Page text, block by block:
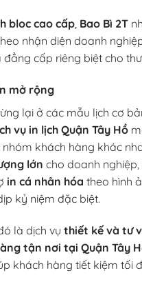
bloc cao cấp, Bao Bì 2T
nhận diện doanh
đẳng cấp riêng biệt cho
mở rộng
lại ở các mẫu lịch cơ
vụ in lịch Quận Tây Hồ
nhóm khách hàng khác
lớn cho doanh
in cá nhân hóa theo hình
kỷ niệm đặc biệt.
là dịch vụ thiết kế và tư
tận nơi tại Quận Tây
khách hàng tiết kiệm tối